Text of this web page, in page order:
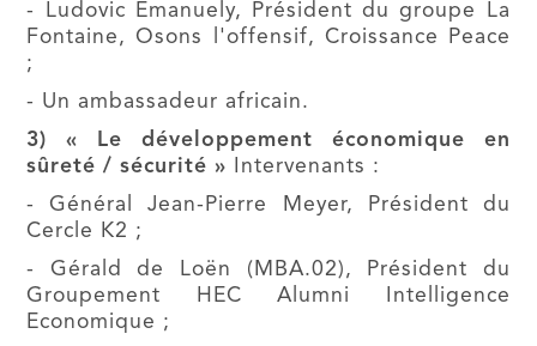
- Ludovic Emanuely, Président du groupe La
Fontaine, Osons l'offensif, Croissance Peace
;
- Un ambassadeur africain.
3) « Le développement économique en
sûreté / sécurité » Intervenants :
- Général Jean-Pierre Meyer, Président du
Cercle K2 ;
- Gérald de Loën (MBA.02), Président du
Groupement HEC Alumni Intelligence
Economique ;